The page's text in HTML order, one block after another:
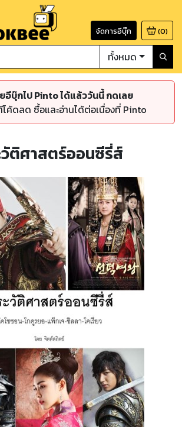
จัดการอีบุ๊ก (0)
ทั้งหมด
อีบุ๊กไป Pinto ได้แล้ววันนี้ กดเลย
ค้ดลด ซื้อและอ่านได้ต่อเนื่องที่ Pinto
วัติศาสตร์ออนซีรี่ส์